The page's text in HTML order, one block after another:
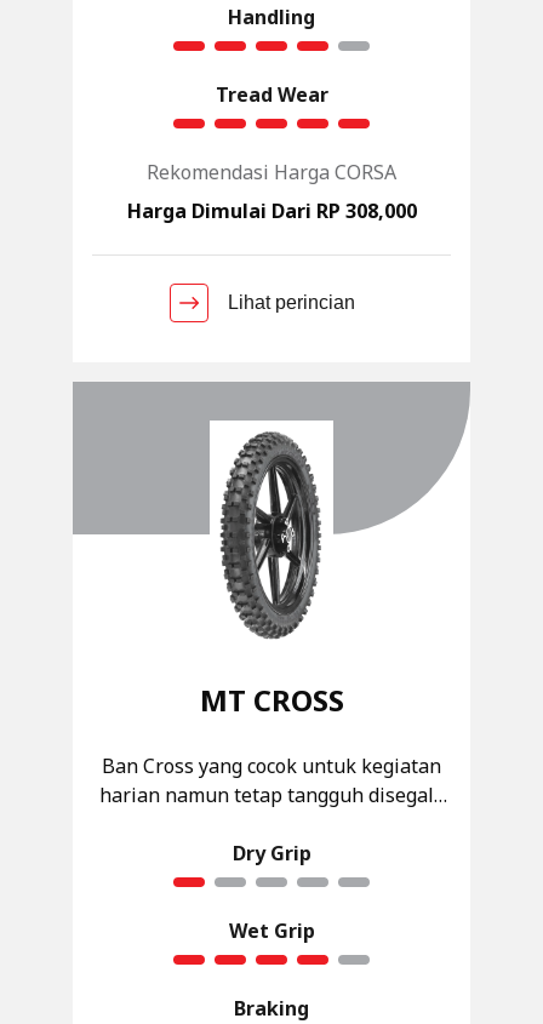
Handling
Tread Wear
Rekomendasi Harga CORSA
Harga Dimulai Dari RP 308,000
Lihat perincian
MT CROSS
Ban Cross yang cocok untuk kegiatan
harian namun tetap tangguh disegala
Dry Grip
Wet Grip
Braking